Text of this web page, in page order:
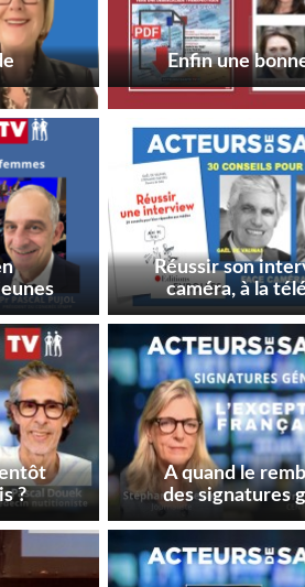
Enfin une
Réussir son
caméra, à la
son
?
A quand le
des signatures
en